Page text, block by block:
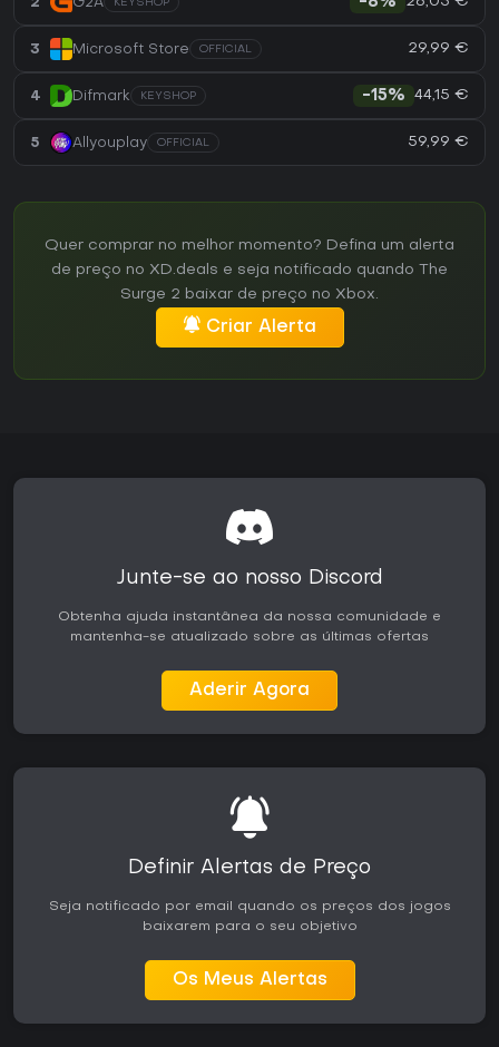
KEYSHOP -8%
3 Microsoft Store OFFICIAL 29,99 €
4 Difmark KEYSHOP -15% 44,15 €
5 Allyouplay OFFICIAL 59,99 €
Quer comprar no melhor momento? Defina um alerta
de preço no XD.deals e seja notificado quando The
Surge 2 baixar de preço no Xbox.
Criar Alerta
Junte-se ao nosso Discord
Obtenha ajuda instantânea da nossa comunidade e
mantenha-se atualizado sobre as últimas ofertas
Aderir Agora
Definir Alertas de Preço
Seja notificado por email quando os preços dos jogos
baixarem para o seu objetivo
Os Meus Alertas